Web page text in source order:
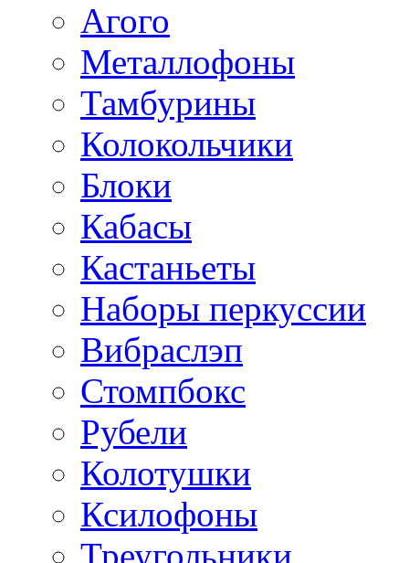
Агого
Металлофоны
Тамбурины
Колокольчики
Блоки
Кабасы
Кастаньеты
Наборы перкуссии
Вибраслэп
Стомпбокс
Рубели
Колотушки
Ксилофоны